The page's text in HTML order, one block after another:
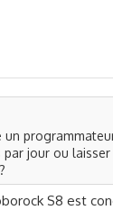
e o
t
jour ou
S8 est